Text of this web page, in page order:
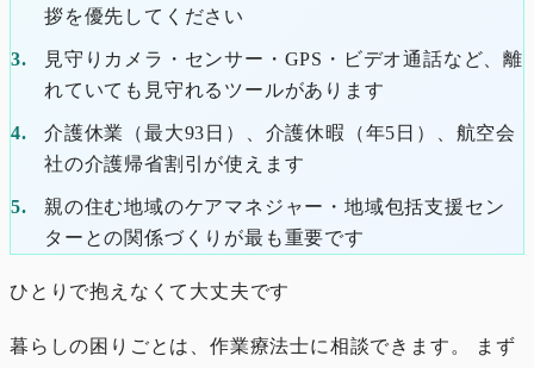
拶を優先してください
見守りカメラ・センサー・GPS・ビデオ通話など、離
れていても見守れるツールがあります
介護休業（最大93日）、介護休暇（年5日）、航空会
社の介護帰省割引が使えます
親の住む地域のケアマネジャー・地域包括支援セン
ターとの関係づくりが最も重要です
ひとりで抱えなくて大丈夫です
暮らしの困りごとは、作業療法士に相談できます。 まず